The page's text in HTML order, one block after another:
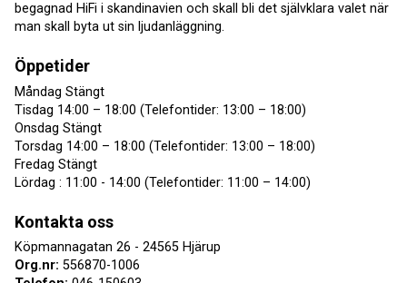
begagnad HiFi i skandinavien och skall bli det självklara valet när
man skall byta ut sin ljudanläggning.
Öppetider
Måndag Stängt
Tisdag 14:00 – 18:00 (Telefontider: 13:00 – 18:00)
Onsdag Stängt
Torsdag 14:00 – 18:00 (Telefontider: 13:00 – 18:00)
Fredag Stängt
Lördag : 11:00 - 14:00 (Telefontider: 11:00 – 14:00)
Kontakta oss
Köpmannagatan 26 - 24565 Hjärup
Org.nr: 556870-1006